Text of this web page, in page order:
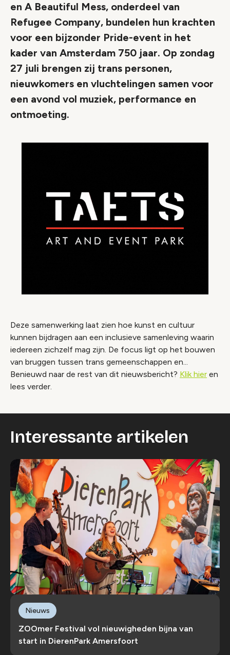
en A Beautiful Mess, onderdeel van
Refugee Company, bundelen hun krachten
voor een bijzonder Pride-event in het
kader van Amsterdam 750 jaar. Op zondag
27 juli brengen zij trans personen,
nieuwkomers en vluchtelingen samen voor
een avond vol muziek, performance en
ontmoeting.
Deze samenwerking laat zien hoe kunst en cultuur
kunnen bijdragen aan een inclusieve samenleving waarin
iedereen zichzelf mag zijn. De focus ligt op het bouwen
van bruggen tussen trans gemeenschappen en...
Benieuwd naar de rest van dit nieuwsbericht? Klik hier en
lees verder.
Interessante artikelen
ZOOmer Festival vol nieuwigheden bijna van
start in DierenPark Amersfoort
Nieuws